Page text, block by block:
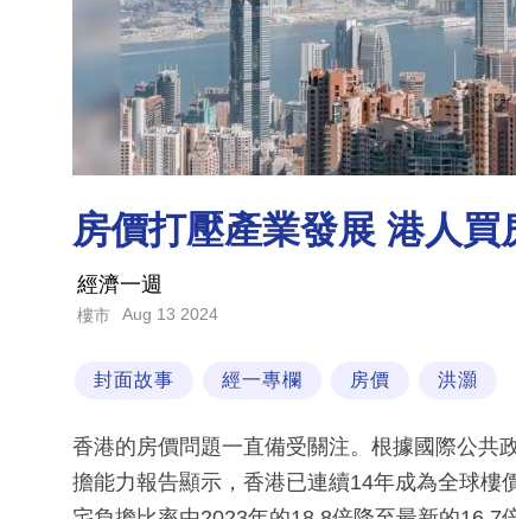
房價打壓產業發展 港人
經濟一週
樓市 Aug 13 2024
封面故事 經一專欄 房價 洪灝
香港的房價問題一直備受關注。根據國際公共
擔能力報告顯示，香港已連續14年成為全球樓